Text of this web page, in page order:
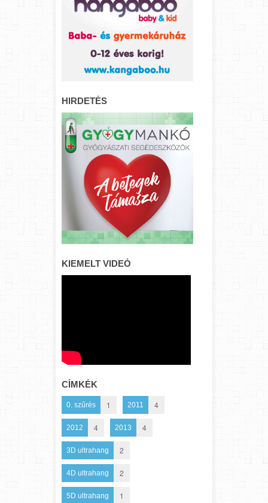
HIRDETÉS
KIEMELT VIDEÓ
CÍMKÉK
0. szűrés 1 2011 4
2012 4 2013 4
3D ultrahang 2
4D ultrahang 2
5D ultrahang 1